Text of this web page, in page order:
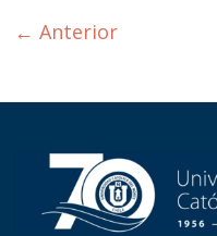
← Anterior